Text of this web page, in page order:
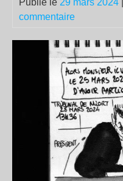
Publié le 29 mars 2024
commentaire